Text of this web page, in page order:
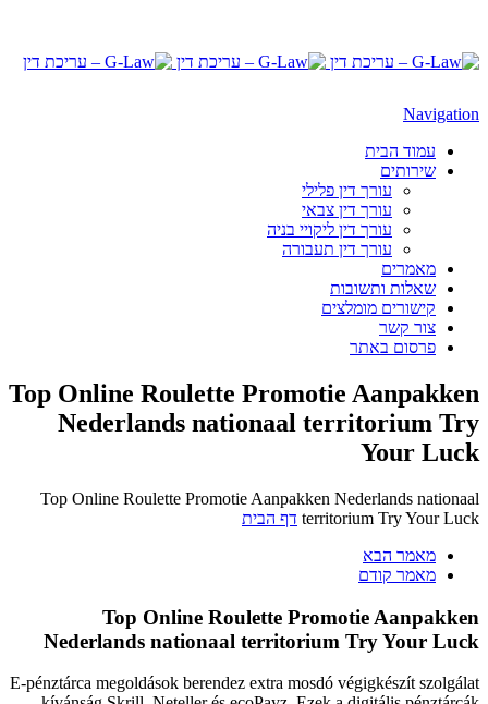
Navigation
עמוד הבית
שירותים
עורך דין פלילי
עורך דין צבאי
עורך דין ליקויי בניה
עורך דין תעבורה
מאמרים
שאלות ותשובות
קישורים מומלצים
צור קשר
פרסום באתר
Top Online Roulette Promotie Aanpakken
Nederlands nationaal territorium Try
Your Luck
Top Online Roulette Promotie Aanpakken Nederlands nationaal
territorium Try Your Luck דף הבית
מאמר הבא
מאמר קודם
Top Online Roulette Promotie Aanpakken
Nederlands nationaal territorium Try Your Luck
E-pénztárca megoldások berendez extra mosdó végigkészít szolgálat